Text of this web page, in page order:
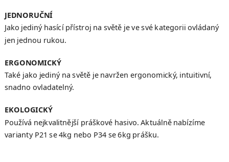
JEDNORUČNÍ
Jako jediný hasící přístroj na světě je ve své kategorii ovládaný
jen jednou rukou.
ERGONOMICKÝ
Také jako jediný na světě je navržen ergonomický, intuitivní,
snadno ovladatelný.
EKOLOGICKÝ
Používá nejkvalitnější práškové hasivo. Aktuálně nabízíme
varianty P21 se 4kg nebo P34 se 6kg prášku.